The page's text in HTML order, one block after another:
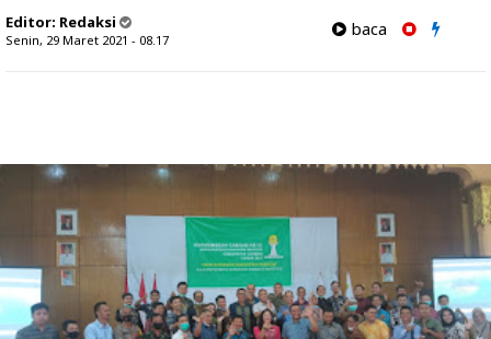
Editor: Redaksi
Senin, 29 Maret 2021 - 08.17
baca